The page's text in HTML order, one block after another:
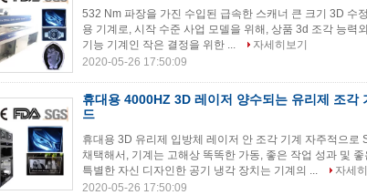
532 Nm 파장을 가진 수입된 급속한 스캐너 큰 크기 3D 수
용 기계로, 시작 수준 사업 모델을 위해, 상품 3d 조각 능력
기능 기계인 작은 결정을 위한 ...
자세히보기
2020-05-26 17:50:09
휴대용 4000HZ 3D 레이저 양수되는 유리제 조각
드
휴대용 3D 유리제 입방체 레이저 안 조각 기계 자주적으로
채택해서, 기계는 고해상 똑똑한 가동, 좋은 작업 성과 및
특별한 자신 디자인한 공기 냉각 장치는 기계의 ...
자세
2020-05-26 17:50:09